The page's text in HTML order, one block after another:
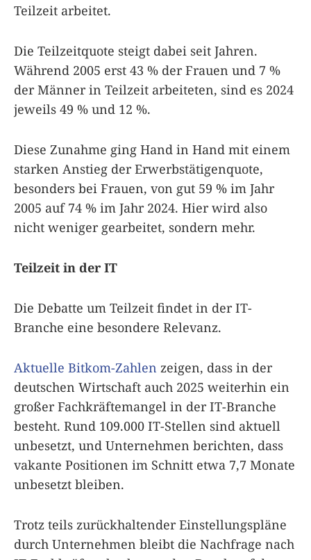
Teilzeit arbeitet.
Die Teilzeitquote steigt dabei seit Jahren.
Während 2005 erst 43 % der Frauen und 7 %
der Männer in Teilzeit arbeiteten, sind es 2024
jeweils 49 % und 12 %.
Diese Zunahme ging Hand in Hand mit einem
starken Anstieg der Erwerbstätigenquote,
besonders bei Frauen, von gut 59 % im Jahr
2005 auf 74 % im Jahr 2024. Hier wird also
nicht weniger gearbeitet, sondern mehr.
Teilzeit in der IT
Die Debatte um Teilzeit findet in der IT-
Branche eine besondere Relevanz.
Aktuelle Bitkom-Zahlen zeigen, dass in der
deutschen Wirtschaft auch 2025 weiterhin ein
großer Fachkräftemangel in der IT-Branche
besteht. Rund 109.000 IT-Stellen sind aktuell
unbesetzt, und Unternehmen berichten, dass
vakante Positionen im Schnitt etwa 7,7 Monate
unbesetzt bleiben.
Trotz teils zurückhaltender Einstellungspläne
durch Unternehmen bleibt die Nachfrage nach